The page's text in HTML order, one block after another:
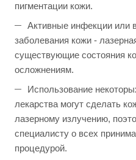
пигментации кожи.
Активные инфекции или
заболевания кожи -
существующие состояния
осложнениям.
Использование
лекарства могут сделать
лазерному излучению,
специалисту о всех
процедурой.